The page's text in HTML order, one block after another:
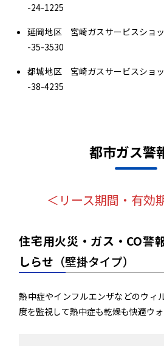
-24-1225
延岡地区 宮崎ガスサービス
-35-3530
都城地区 宮崎ガスサービスシ
-38-4235
都市ガス警
＜リース期間・有効
住宅用火災・ガス・CO警
しらせ （壁掛タイプ）
熱中症やインフルエンザなどのウィ
度を監視して熱中症も乾燥も快適ウ